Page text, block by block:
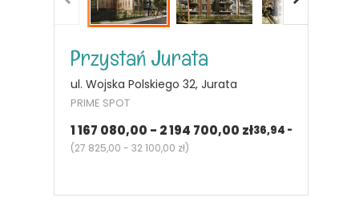
Przystań Jurata
ul. Wojska Polskiego 32, Jurata
PRIME SPOT
1 167 080,00 - 2 194 700,00 zł
(27 825,00 - 32 100,00 zł)
36,94 - 70,75